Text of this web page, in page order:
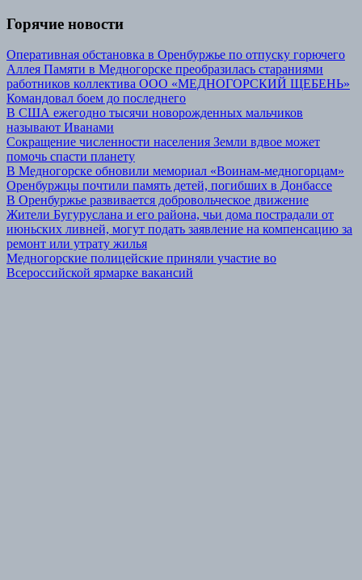
Горячие новости
Оперативная обстановка в Оренбуржье по отпуску горючего
Аллея Памяти в Медногорске преобразилась стараниями
работников коллектива ООО «МЕДНОГОРСКИЙ ЩЕБЕНЬ»
Командовал боем до последнего
В США ежегодно тысячи новорожденных мальчиков
называют Иванами
Сокращение численности населения Земли вдвое может
помочь спасти планету
В Медногорске обновили мемориал «Воинам-медногорцам»
Оренбуржцы почтили память детей, погибших в Донбассе
В Оренбуржье развивается добровольческое движение
Жители Бугуруслана и его района, чьи дома пострадали от
июньских ливней, могут подать заявление на компенсацию за
ремонт или утрату жилья
Медногорские полицейские приняли участие во
Всероссийской ярмарке вакансий